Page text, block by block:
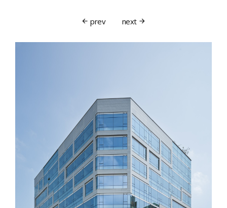
prev next